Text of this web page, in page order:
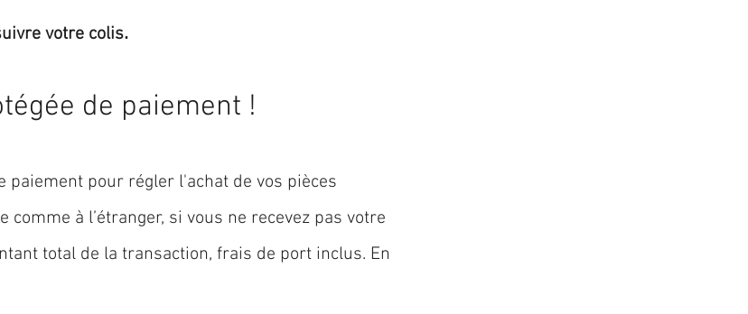
votre colis.
de paiement !
paiement pour régler l'achat de vos pièces
comme à l’étranger, si vous ne recevez pas votre
total de la transaction, frais de port inclus. En